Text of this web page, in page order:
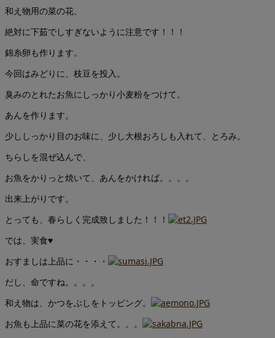
和え物用の菜の花、
絶対に下茹でしすぎないように注意です！！！
錦糸卵も作ります。
今回はみどりに、枝豆を投入。
臭みのとれたお魚にしっかり小麦粉をつけて。
あんを作ります。
少ししっかり目のお味に、少し大根おろしも入れて、とろみ。
ちらしを混ぜ込んで、
お魚をかりっと焼いて、あんをかければ。。。。
出来上がりです。
とっても、春らしく完成致しました！！！
では、実食♥
おすましは上品に・・・・
だし、命ですね。。。。
和え物は、かつをぶしをトッピング。
お魚も上品に菜の花を添えて。。。